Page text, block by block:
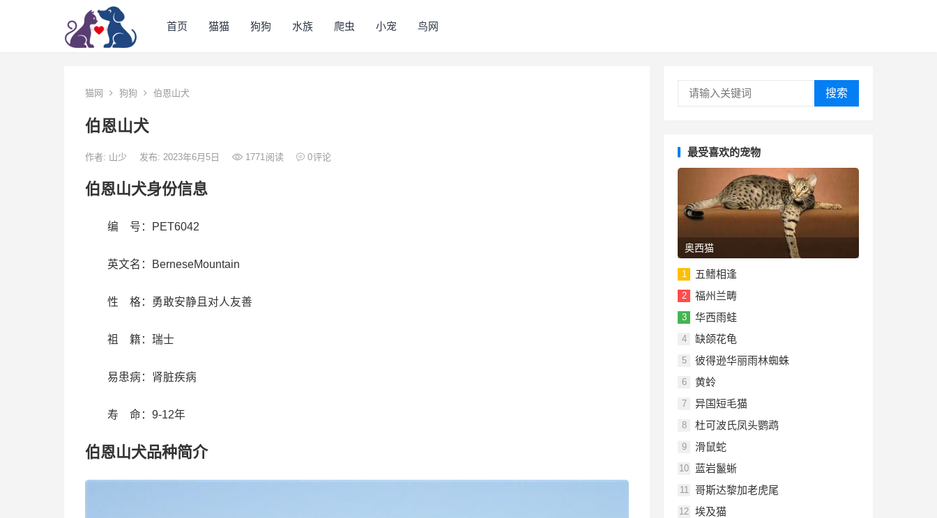
首页 猫猫 狗狗 水族 爬虫 小宠 鸟网
猫网 狗狗 伯恩山犬
伯恩山犬
作者: 山少 发布: 2023年6月5日 1771阅读 0评论
伯恩山犬身份信息
编 号：PET6042
英文名：BerneseMountain
性 格：勇敢安静且对人友善
祖 籍：瑞士
易患病：肾脏疾病
寿 命：9-12年
伯恩山犬品种简介
搜索
最受喜欢的宠物
奥西猫
1 五鳍相逢
2 福州兰畴
3 华西雨蛙
4 缺颌花龟
5 彼得逊华丽雨林蜘蛛
6 黄蛉
7 异国短毛猫
8 杜可波氏凤头鹦鹉
9 滑鼠蛇
10 蓝岩鬣蜥
11 哥斯达黎加老虎尾
12 埃及猫